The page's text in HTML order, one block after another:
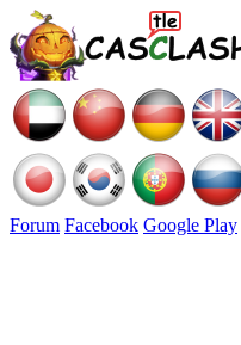
Forum Facebook Google Play